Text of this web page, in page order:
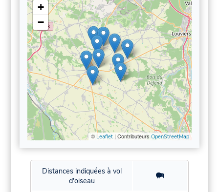
+
−
© Leaflet| Contributeurs OpenStreetMap
Distances indiquées à vol
d'oiseau